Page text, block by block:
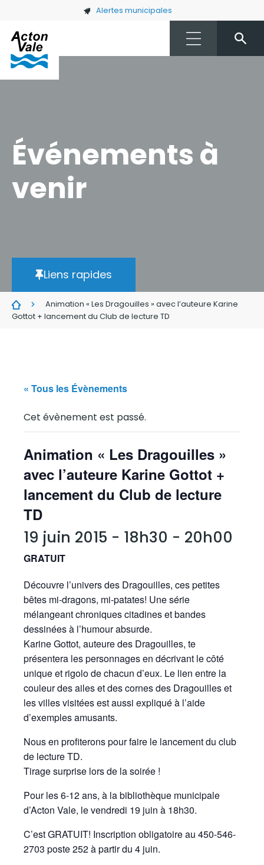
Skip to main content Alertes municipales
Événements à
venir
Liens rapides
Animation « Les Dragouilles » avec l’auteure Karine
Gottot + lancement du Club de lecture TD
« Tous les Évènements
Cet évènement est passé.
Animation « Les Dragouilles »
avec l’auteure Karine Gottot +
lancement du Club de lecture
TD
19 juin 2015 - 18h30 - 20h00
GRATUIT
Découvre l’univers des Dragouilles, ces petites
bêtes mi-dragons, mi-patates! Une série
mélangeant chroniques citadines et bandes
dessinées à l’humour absurde.
Karine Gottot, auteure des Dragouilles, te
présentera les personnages en décrivant le côté
unique et rigolo de chacun d’eux. Le lien entre la
couleur des ailes et des cornes des Dragouilles et
les villes visitées est aussi expliqué à l’aide
d’exemples amusants.
Nous en profiterons pour faire le lancement du club
de lecture TD.
Tirage surprise lors de la soirée !
Pour les 6-12 ans, à la bibliothèque municipale
d’Acton Vale, le vendredi 19 juin à 18h30.
C’est GRATUIT! Inscription obligatoire au 450-546-
2703 poste 252 à partir du 4 juin.